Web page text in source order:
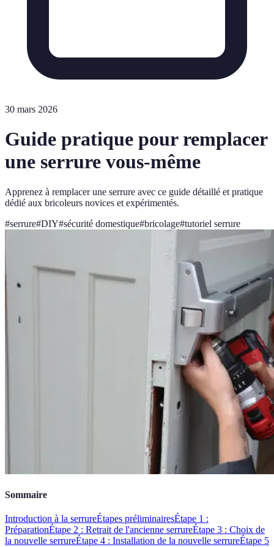
30 mars 2026
Guide pratique pour remplacer
une serrure vous-même
Apprenez à remplacer une serrure avec ce guide détaillé et pratique
dédié aux bricoleurs novices et expérimentés.
#serrure#DIY#sécurité domestique#bricolage#tutoriel serrure
Sommaire
Introduction à la serrureÉtapes préliminairesÉtape 1 :
PréparationÉtape 2 : Retrait de l'ancienne serrureÉtape 3 : Choix de
la nouvelle serrureÉtape 4 : Installation de la nouvelle serrureÉtape 5